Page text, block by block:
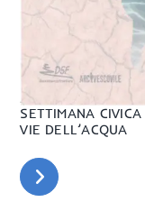
SETTIMANA
VIE DELL’ACQUA